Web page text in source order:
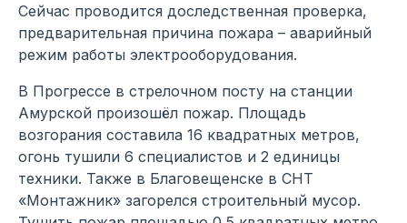
Сейчас проводится доследственная проверка,
предварительная причина пожара – аварийный
режим работы электрооборудования.
В Прогрессе в стрелочном посту на станции
Амурской произошёл пожар. Площадь
возгорания составила 16 квадратных метров,
огонь тушили 6 специалистов и 2 единицы
техники. Также в Благовещенске в СНТ
«Монтажник» загорелся строительный мусор.